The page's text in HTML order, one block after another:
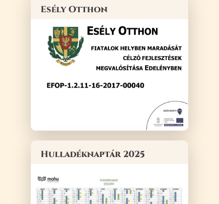
Esély Otthon
Hulladéknaptár 2025